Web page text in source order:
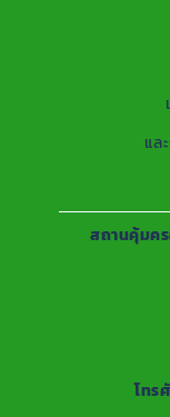
แล
สถานคุ้มค
โทร